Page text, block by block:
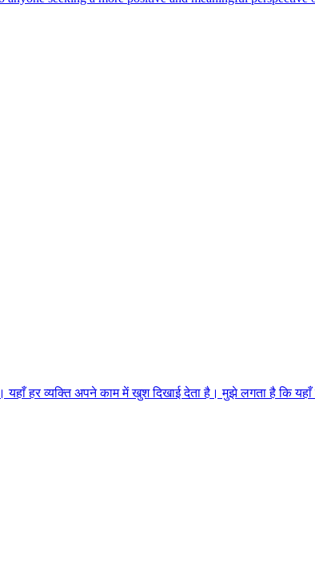
यहाँ हर व्यक्ति अपने काम में खुश दिखाई देता है। मुझे लगता है कि